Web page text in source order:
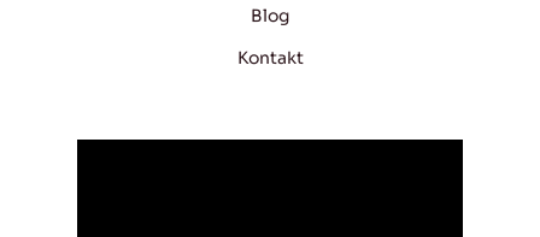
Blog
Kontakt